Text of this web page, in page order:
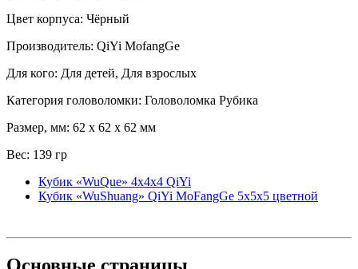
Цвет корпуса: Чёрный
Производитель: QiYi MofangGe
Для кого: Для детей, Для взрослых
Категория головоломки: Головоломка Рубика
Размер, мм: 62 x 62 x 62 мм
Вес: 139 гр
Кубик «WuQue» 4x4x4 QiYi
Кубик «WuShuang» QiYi MoFangGe 5x5x5 цветной
Основные страницы